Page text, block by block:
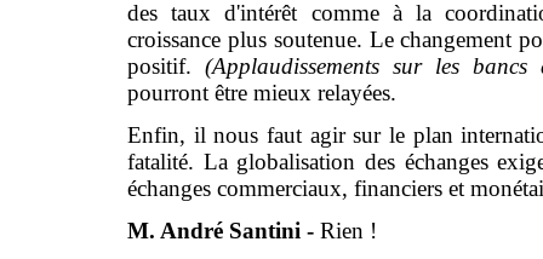
des taux d'intérêt comme à la
croissance plus soutenue. Le changement
positif. (Applaudissements sur les
pourront être mieux relayées.
Enfin, il nous faut agir sur le plan
fatalité. La globalisation des échanges
échanges commerciaux, financiers et
M. André Santini - Rien !